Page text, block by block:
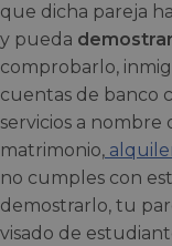
que dicha pareja
y pueda
comprobarlo,
cuentas de banco
servicios a nombre
matrimonio,
no cumples con
demostrarlo, tu
visado de